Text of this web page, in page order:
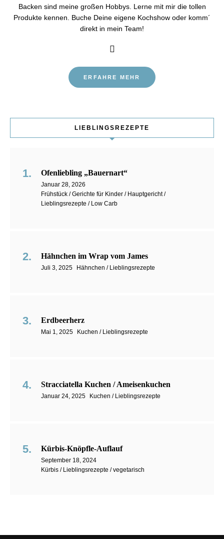
Backen sind meine großen Hobbys. Lerne mit mir die tollen
Produkte kennen. Buche Deine eigene Kochshow oder komm´
direkt in mein Team!
ERFAHRE MEHR
LIEBLINGSREZEPTE
Ofenliebling „Bauernart“
Januar 28, 2026
Frühstück / Gerichte für Kinder / Hauptgericht /
Lieblingsrezepte / Low Carb
Hähnchen im Wrap vom James
Juli 3, 2025 Hähnchen / Lieblingsrezepte
Erdbeerherz
Mai 1, 2025 Kuchen / Lieblingsrezepte
Stracciatella Kuchen / Ameisenkuchen
Januar 24, 2025 Kuchen / Lieblingsrezepte
Kürbis-Knöpfle-Auflauf
September 18, 2024
Kürbis / Lieblingsrezepte / vegetarisch